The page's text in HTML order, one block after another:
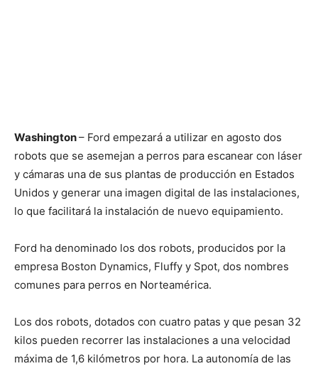
Washington– Ford empezará a utilizar en agosto dos
robots que se asemejan a perros para escanear con láser
y cámaras una de sus plantas de producción en Estados
Unidos y generar una imagen digital de las instalaciones,
lo que facilitará la instalación de nuevo equipamiento.
Ford ha denominado los dos robots, producidos por la
empresa Boston Dynamics, Fluffy y Spot, dos nombres
comunes para perros en Norteamérica.
Los dos robots, dotados con cuatro patas y que pesan 32
kilos pueden recorrer las instalaciones a una velocidad
máxima de 1,6 kilómetros por hora. La autonomía de las